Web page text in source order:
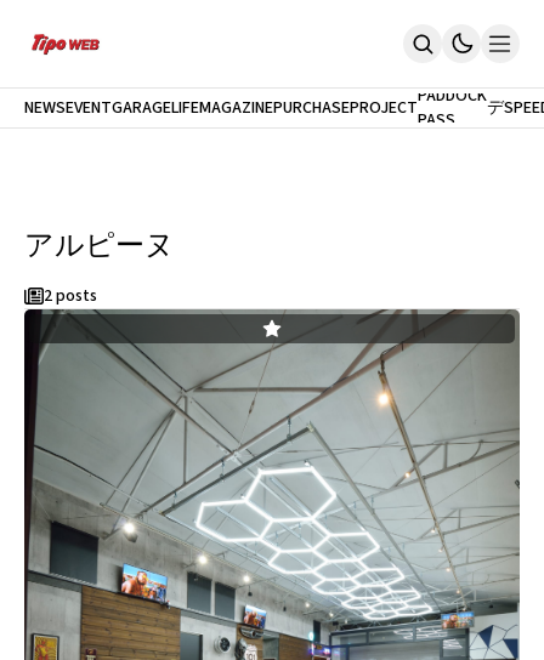
Home
GarageLife
雑誌
メルマガ登録
ログイン
新規会員登録
NEWSEVENTGARAGELIFEMAGAZINEPURCHASEPROJECTPADDOCK
PASS
最
新
モ
デ
ル
アルピーヌ
2 posts